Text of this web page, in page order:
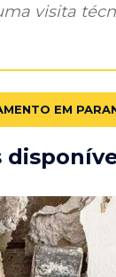
visita
EM